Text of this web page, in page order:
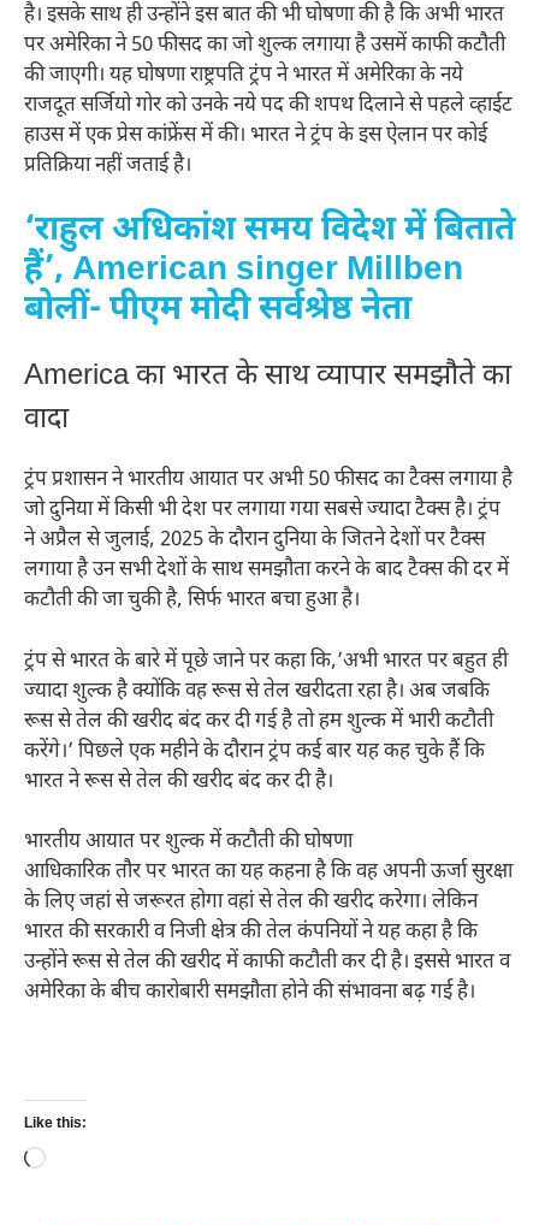
है। इसके साथ ही उन्होंने इस बात की भी घोषणा की है कि अभी भारत
पर अमेरिका ने 50 फीसद का जो शुल्क लगाया है उसमें काफी कटौती
की जाएगी। यह घोषणा राष्ट्रपति ट्रंप ने भारत में अमेरिका के नये
राजदूत सर्जियो गोर को उनके नये पद की शपथ दिलाने से पहले व्हाईट
हाउस में एक प्रेस कांफ्रेंस में की। भारत ने ट्रंप के इस ऐलान पर कोई
प्रतिक्रिया नहीं जताई है।
‘राहुल अधिकांश समय विदेश में बिताते
हैं’, American singer Millben
बोलीं- पीएम मोदी सर्वश्रेष्ठ नेता
America का भारत के साथ व्यापार समझौते का
वादा
ट्रंप प्रशासन ने भारतीय आयात पर अभी 50 फीसद का टैक्स लगाया है
जो दुनिया में किसी भी देश पर लगाया गया सबसे ज्यादा टैक्स है। ट्रंप
ने अप्रैल से जुलाई, 2025 के दौरान दुनिया के जितने देशों पर टैक्स
लगाया है उन सभी देशों के साथ समझौता करने के बाद टैक्स की दर में
कटौती की जा चुकी है, सिर्फ भारत बचा हुआ है।
ट्रंप से भारत के बारे में पूछे जाने पर कहा कि,’अभी भारत पर बहुत ही
ज्यादा शुल्क है क्योंकि वह रूस से तेल खरीदता रहा है। अब जबकि
रूस से तेल की खरीद बंद कर दी गई है तो हम शुल्क में भारी कटौती
करेंगे।’ पिछले एक महीने के दौरान ट्रंप कई बार यह कह चुके हैं कि
भारत ने रूस से तेल की खरीद बंद कर दी है।
भारतीय आयात पर शुल्क में कटौती की घोषणा
आधिकारिक तौर पर भारत का यह कहना है कि वह अपनी ऊर्जा सुरक्षा
के लिए जहां से जरूरत होगा वहां से तेल की खरीद करेगा। लेकिन
भारत की सरकारी व निजी क्षेत्र की तेल कंपनियों ने यह कहा है कि
उन्होंने रूस से तेल की खरीद में काफी कटौती कर दी है। इससे भारत व
अमेरिका के बीच कारोबारी समझौता होने की संभावना बढ़ गई है।
Like this:
Loading…